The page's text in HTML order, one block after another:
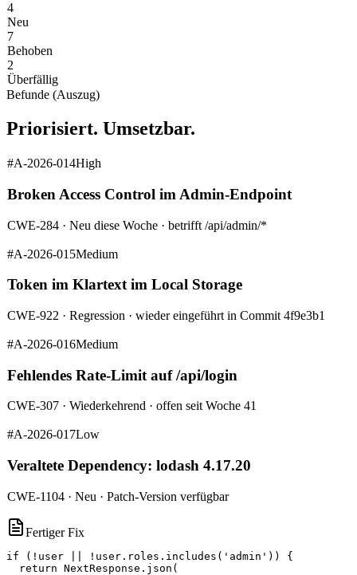
4
Neu
7
Behoben
2
Überfällig
Befunde (Auszug)
Priorisiert. Umsetzbar.
#A-2026-014High
Broken Access Control im Admin-Endpoint
CWE-284 · Neu diese Woche · betrifft /api/admin/*
#A-2026-015Medium
Token im Klartext im Local Storage
CWE-922 · Regression · wieder eingeführt in Commit 4f9e3b1
#A-2026-016Medium
Fehlendes Rate-Limit auf /api/login
CWE-307 · Wiederkehrend · offen seit Woche 41
#A-2026-017Low
Veraltete Dependency: lodash 4.17.20
CWE-1104 · Neu · Patch-Version verfügbar
Fertiger Fix
if (!user || !user.roles.includes('admin')) {
  return NextResponse.json(